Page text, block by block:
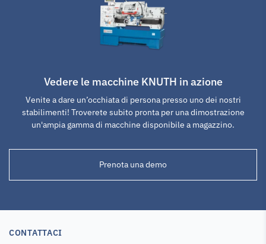
Vedere le macchine KNUTH in azione
Venite a dare un’occhiata di persona presso uno dei nostri
stabilimenti! Troverete subito pronta per una dimostrazione
un'ampia gamma di macchine disponibile a magazzino.
Prenota una demo
CONTATTACI